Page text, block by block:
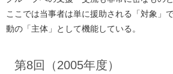
ここでは当事者は単に援助される「対象」
動の「主体」として機能している。
第8回（2005年度）